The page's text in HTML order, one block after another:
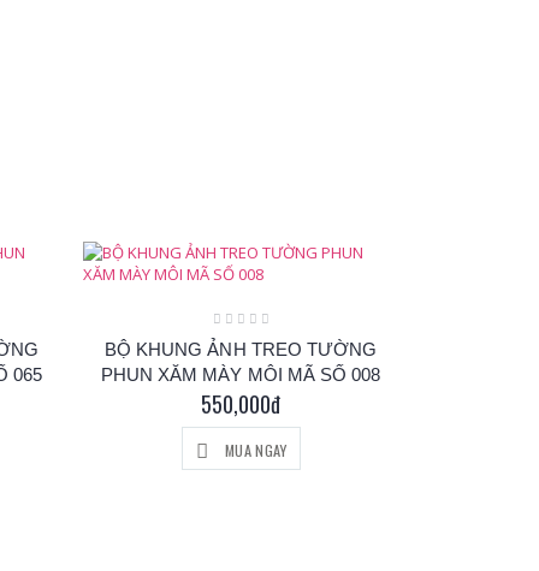
065
BỘ KHUNG ẢNH TREO TƯỜNG
PHUN XĂM MÀY MÔI MÃ SỐ 008
550,000đ
MUA NGAY